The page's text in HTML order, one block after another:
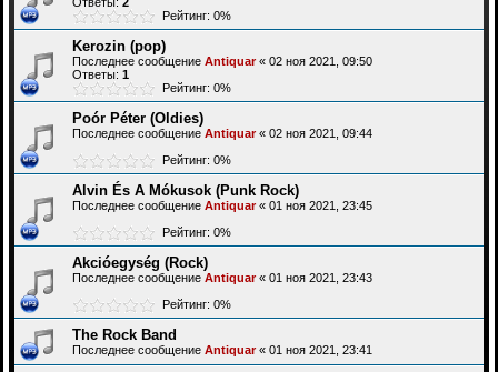
Рейтинг: 0%
Kerozin (pop)
Последнее сообщение Antiquar« 02 ноя 2021, 09:50
Ответы: 1
Рейтинг: 0%
Poór Péter (Oldies)
Последнее сообщение Antiquar« 02 ноя 2021, 09:44
Рейтинг: 0%
Alvin És A Mókusok (Punk Rock)
Последнее сообщение Antiquar« 01 ноя 2021, 23:45
Рейтинг: 0%
Akcióegység (Rock)
Последнее сообщение Antiquar« 01 ноя 2021, 23:43
Рейтинг: 0%
The Rock Band
Последнее сообщение Antiquar« 01 ноя 2021, 23:41